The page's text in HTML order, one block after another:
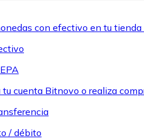
con efectivo en tu tienda
cuenta Bitnovo o realiza
/ débito